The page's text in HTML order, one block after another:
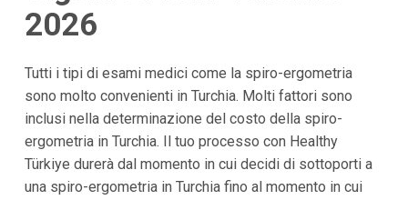
2026
Tutti i tipi di esami medici come la spiro-ergometria
sono molto convenienti in Turchia. Molti fattori sono
inclusi nella determinazione del costo della spiro-
ergometria in Turchia. Il tuo processo con Healthy
Türkiye durerà dal momento in cui decidi di sottoporti a
una spiro-ergometria in Turchia fino al momento in cui